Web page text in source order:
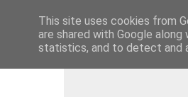
Dulcegarii
This site uses cookies from
are shared with Google
statistics, and to detect and